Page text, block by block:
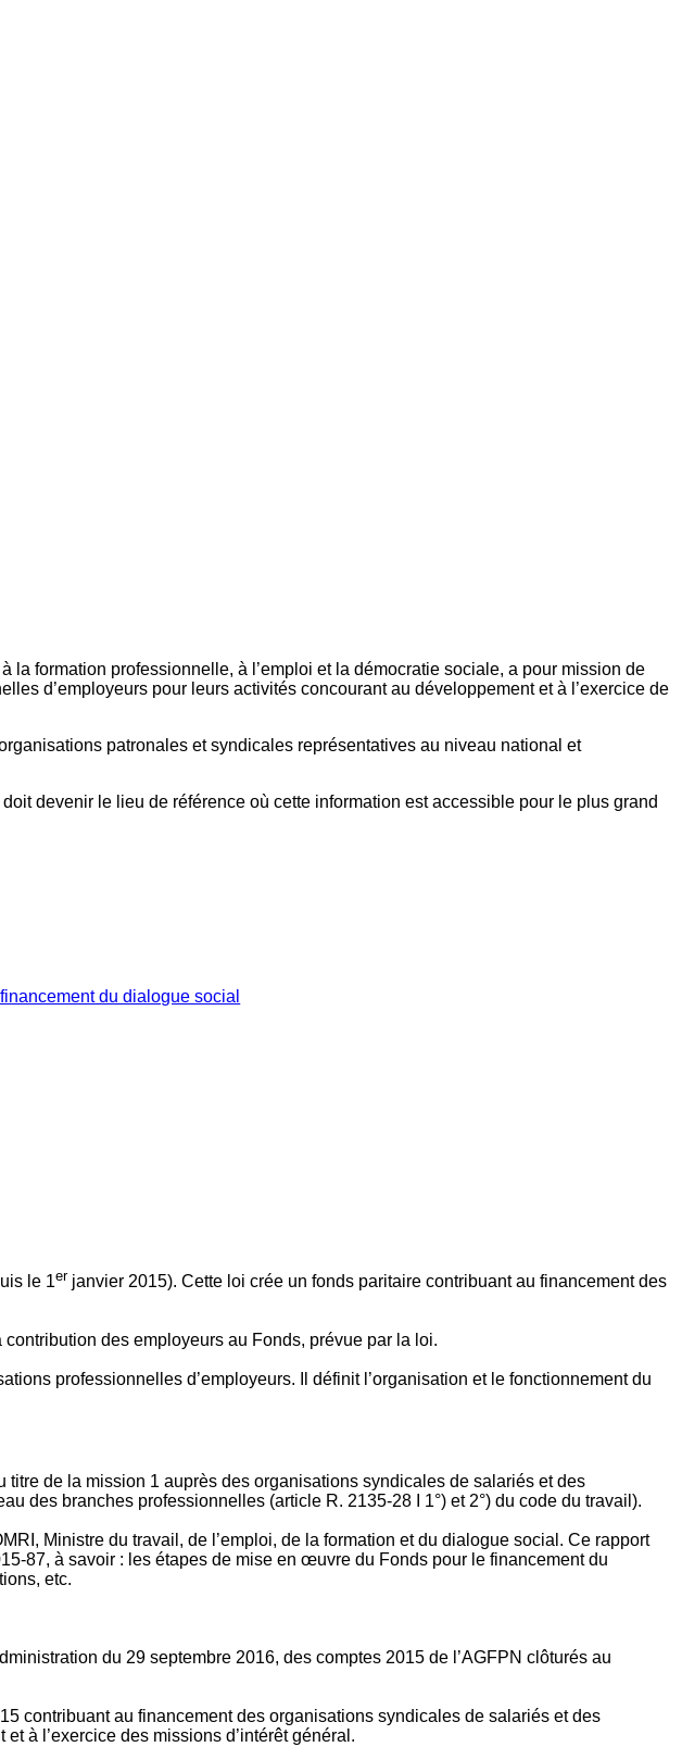
formation professionnelle, à l’emploi et la démocratie sociale, a pour mission de
d’employeurs pour leurs activités concourant au développement et à l’exercice de
patronales et syndicales représentatives au niveau national et
devenir le lieu de référence où cette information est accessible pour le plus grand
du dialogue social
le 1er janvier 2015). Cette loi crée un fonds paritaire contribuant au financement des
des employeurs au Fonds, prévue par la loi.
professionnelles d’employeurs. Il définit l’organisation et le fonctionnement du
de la mission 1 auprès des organisations syndicales de salariés et des
des branches professionnelles (article R. 2135‐28 I 1°) et 2°) du code du travail).
Ministre du travail, de l’emploi, de la formation et du dialogue social. Ce rapport
87, à savoir : les étapes de mise en œuvre du Fonds pour le financement du
etc.
du 29 septembre 2016, des comptes 2015 de l’AGFPN clôturés au
contribuant au financement des organisations syndicales de salariés et des
à l’exercice des missions d’intérêt général.